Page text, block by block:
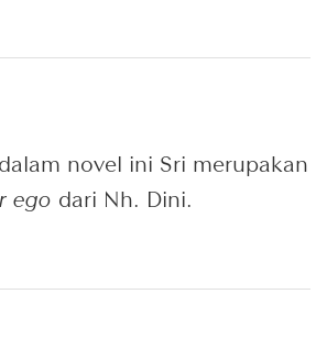
novel ini Sri merupakan
ego dari Nh. Dini.